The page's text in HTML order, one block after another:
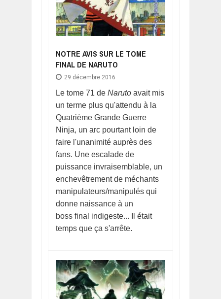
NOTRE AVIS SUR LE TOME
FINAL DE NARUTO
29 décembre 2016
Le tome 71 de Naruto avait mis
un terme plus qu'attendu à la
Quatrième Grande Guerre
Ninja, un arc pourtant loin de
faire l'unanimité auprès des
fans. Une escalade de
puissance invraisemblable, un
enchevêtrement de méchants
manipulateurs/manipulés qui
donne naissance à un
boss final indigeste... Il était
temps que ça s'arrête.